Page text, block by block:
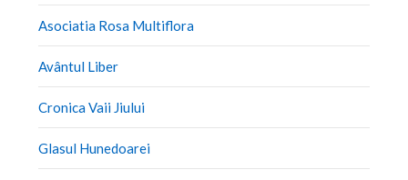
Asociatia Rosa Multiflora
Avântul Liber
Cronica Vaii Jiului
Glasul Hunedoarei